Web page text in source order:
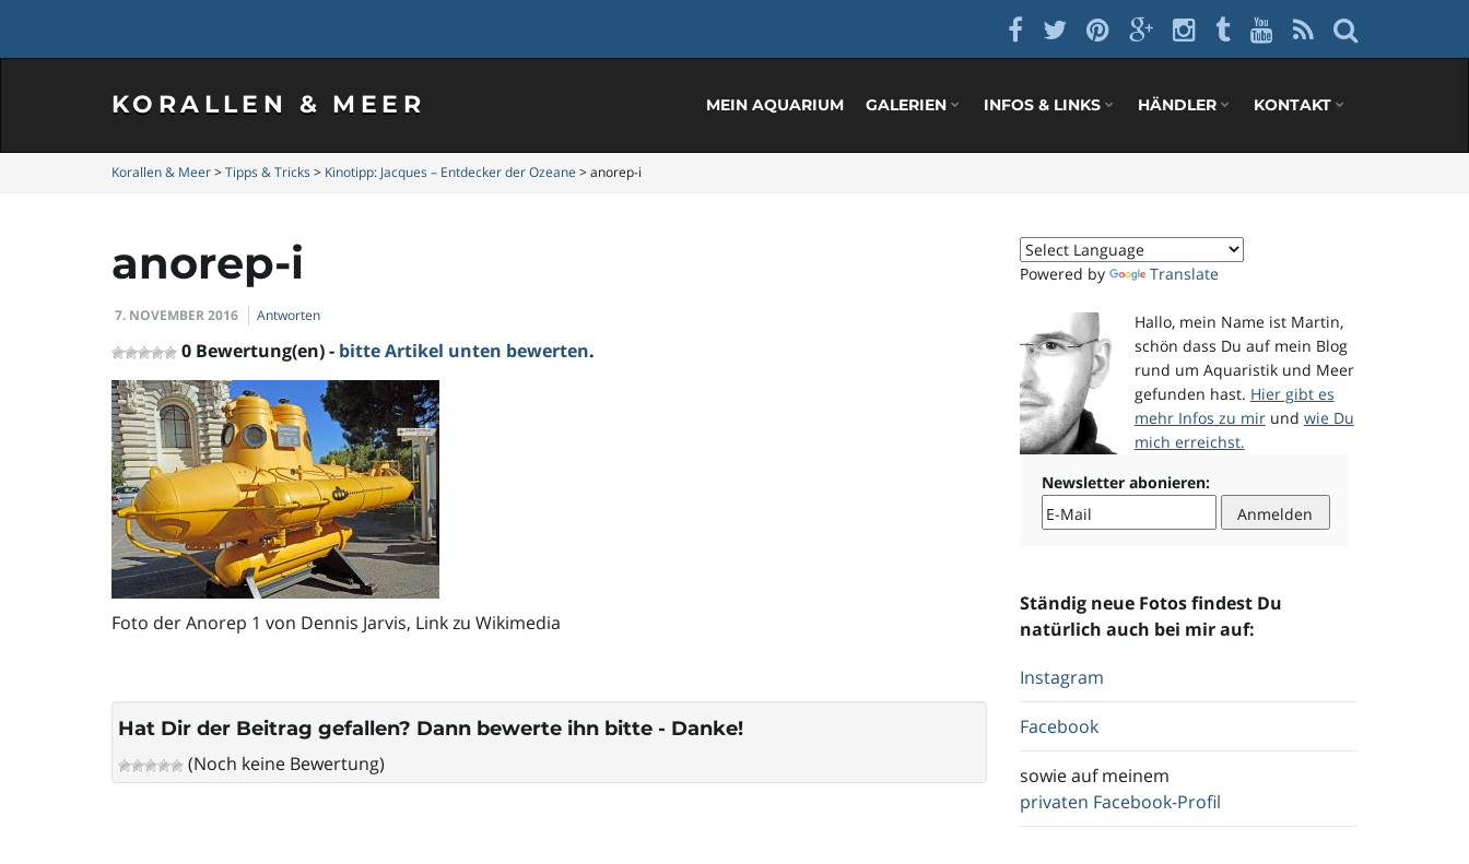
KORALLEN & MEER MEIN AQUARIUM GALERIEN INFOS & LINKS HÄNDLER KONTAKT
Korallen & Meer>Tipps & Tricks > Kinotipp: Jacques – Entdecker der Ozeane >anorep-i
anorep-i
7. NOVEMBER 2016 Antworten
0 Bewertung(en) - bitte Artikel unten bewerten.
Foto der Anorep 1 von Dennis Jarvis, Link zu Wikimedia
Hat Dir der Beitrag gefallen? Dann bewerte ihn bitte - Danke!
(Noch keine Bewertung)
Powered by Translate
Hallo, mein Name ist Martin,
schön dass Du auf mein Blog
rund um Aquaristik und Meer
gefunden hast. Hier gibt es
mehr Infos zu mirund wie Du
mich erreichst.
Newsletter abonieren:
Ständig neue Fotos findest Du
natürlich auch bei mir auf:
Instagram
Facebook
sowie auf meinem
privaten Facebook-Profil